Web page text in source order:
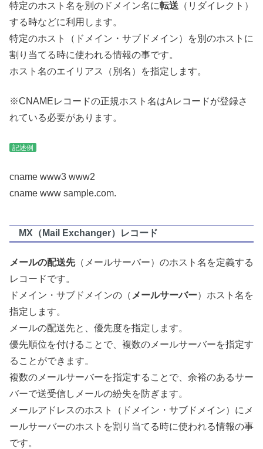
特定のホスト名を別のドメイン名に転送 （リダイレクト）
する時などに利用します。
特定のホスト（ドメイン・サブドメイン）を別のホストに
割り当てる時に使われる情報の事です。
ホスト名のエイリアス（別名）を指定します。
※CNAMEレコードの正規ホスト名はAレコードが登録さ
れている必要があります。
記述例
cname www3 www2
cname www sample.com.
MX（Mail Exchanger）レコード
メールの配送先（メールサーバー）のホスト名を定義する
レコードです。
ドメイン・サブドメインの（ メールサーバー）ホスト名を
指定します。
メールの配送先と、優先度を指定します。
優先順位を付けることで、複数のメールサーバーを指定す
ることができます。
複数のメールサーバーを指定することで、余裕のあるサー
バーで送受信しメールの紛失を防ぎます。
メールアドレスのホスト（ドメイン・サブドメイン）にメ
ールサーバーのホストを割り当てる時に使われる情報の事
です。